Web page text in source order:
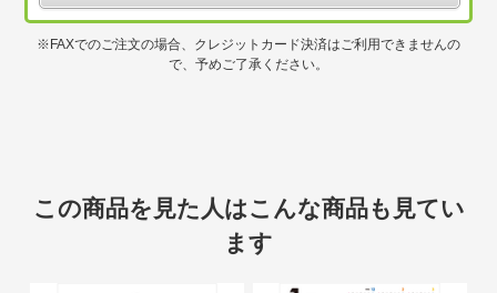
※FAXでのご注文の場合、クレジットカード決済はご利用できませんの
で、予めご了承ください。
この商品を見た人はこんな商品も見てい
ます